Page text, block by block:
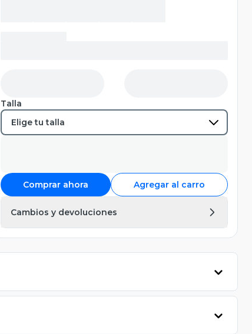
Talla
Comprar ahora Agregar al carro
Cambios y devoluciones